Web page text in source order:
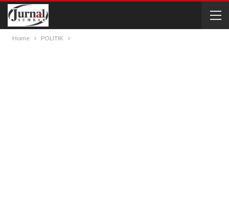
Home POLITIK